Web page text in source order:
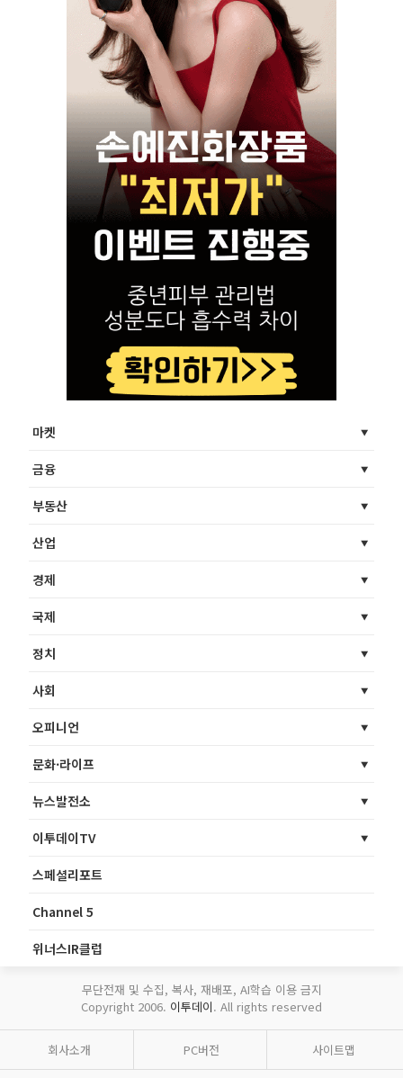
마켓
금융
부동산
산업
경제
국제
정치
사회
오피니언
문화·라이프
뉴스발전소
이투데이TV
스페셜리포트
Channel 5
위너스IR클럽
무단전재 및 수집, 복사, 재배포, AI학습 이용 금지
Copyright 2006. 이투데이. All rights reserved
회사소개 PC버전 사이트맵